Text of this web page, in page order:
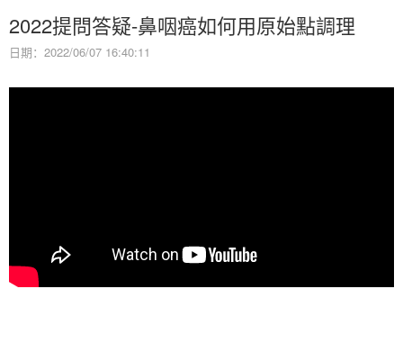
2022提問答疑-鼻咽癌如何用原始點調理
日期：2022/06/07 16:40:11